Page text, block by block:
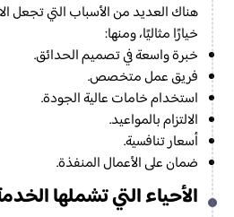
هناك العديد من الأسباب التي تجعل
خيارًا مثاليًا، ومنها:
خبرة واسعة في تصميم الحدائق.
فريق عمل متخصص.
استخدام خامات عالية الجودة.
الالتزام بالمواعيد.
أسعار تنافسية.
ضمان على الأعمال المنفذة.
الأحياء التي تشملها